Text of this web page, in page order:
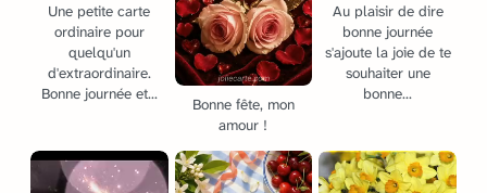
Une petite carte
ordinaire pour
quelqu'un
d'extraordinaire.
Bonne journée et...
Bonne fête, mon
amour !
Au plaisir de dire
bonne journée
s'ajoute la joie de te
souhaiter une
bonne...